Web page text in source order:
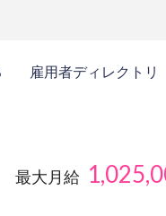
雇用者ディレクトリ
最大月給